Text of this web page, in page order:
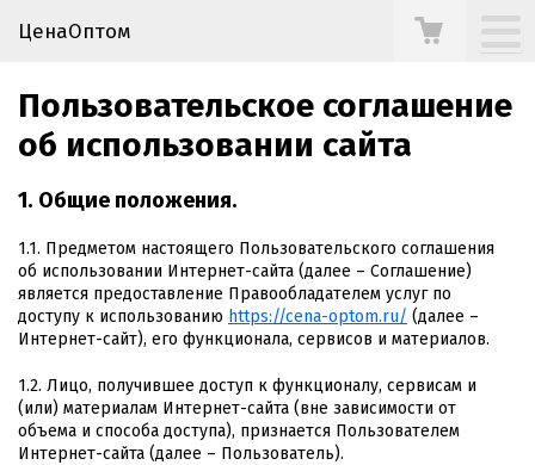
ЦенаОптом
Пользовательское соглашение
об использовании сайта
1. Общие положения.
1.1. Предметом настоящего Пользовательского соглашения
об использовании Интернет-сайта (далее – Соглашение)
является предоставление Правообладателем услуг по
доступу к использованию https://cena-optom.ru/ (далее –
Интернет-сайт), его функционала, сервисов и материалов.
1.2. Лицо, получившее доступ к функционалу, сервисам и
(или) материалам Интернет-сайта (вне зависимости от
объема и способа доступа), признается Пользователем
Интернет-сайта (далее – Пользователь).